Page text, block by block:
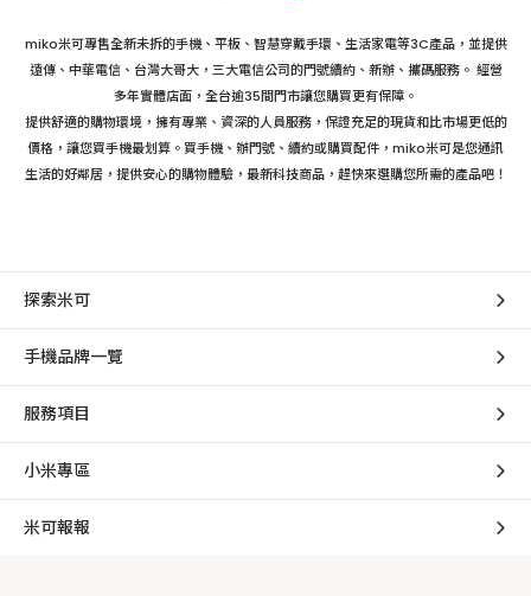
miko米可專售全新未拆的手機、平板、智慧穿戴手環、生活家電等3C產品，並提供
遠傳、中華電信、台灣大哥大，三大電信公司的門號續約、新辦、攜碼服務。 經營
多年實體店面，全台逾35間門市讓您購買更有保障。
提供舒適的購物環境，擁有專業、資深的人員服務，保證充足的現貨和比市場更低的
價格，讓您買手機最划算。買手機、辦門號、續約或購買配件，miko米可是您通訊
生活的好鄰居，提供安心的購物體驗，最新科技商品，趕快來選購您所需的產品吧！
探索米可
手機品牌一覽
服務項目
小米專區
米可報報